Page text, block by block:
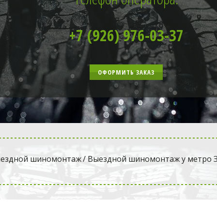
+7 (926) 976-03-37
ОФОРМИТЬ ЗАКАЗ
шиномонтаж / Выездной шиномонтаж у метро